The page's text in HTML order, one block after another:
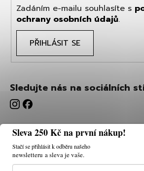
Zadáním e-mailu souhlasíte s
ochrany osobních údajů.
PŘIHLÁSIT SE
Sledujte nás na sociálních
Sleva 250 Kč na první nákup!
Stačí se přihlásit k odběru našeho
newsletteru a sleva je vaše.